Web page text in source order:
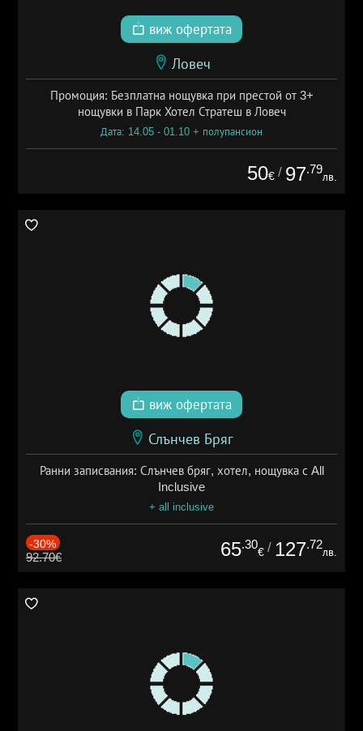
виж офертата
Ловеч
Промоция: Безплатна нощувка при престой от 3+
нощувки в Парк Хотел Стратеш в Ловеч
Дата: 14.05 - 01.10 + полупансион
50€ / 97.79
лв.
виж офертата
Слънчев Бряг
Ранни записвания: Слънчев бряг, хотел, нощувка с All
Inclusive
+ all inclusive
-30%
92.70€ 65.30
€ / 127.72
лв.